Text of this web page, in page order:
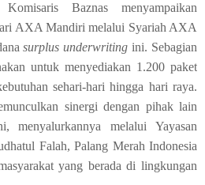
Baznas menyampaikan
AXA Mandiri melalui Syariah AXA
surplus underwriting ini. Sebagian
untuk menyediakan 1.200 paket
sehari-hari hingga hari raya.
sinergi dengan pihak lain
menyalurkannya melalui Yayasan
Falah, Palang Merah Indonesia
yang berada di lingkungan